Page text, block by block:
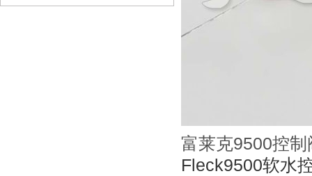
富莱克9500控制
Fleck9500软水